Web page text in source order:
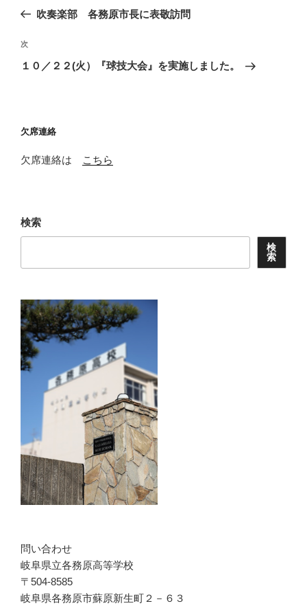
ナ
ビ
ゲ
ン
の
稿
吹奏楽部 各務原市長に表敬訪問
次
の
次
１０／２２(火）『球技大会』を実施しました。
欠席連絡
欠席連絡は こちら
検索
検
索
問い合わせ
岐阜県立各務原高等学校
〒504-8585
岐阜県各務原市蘇原新生町２－６３